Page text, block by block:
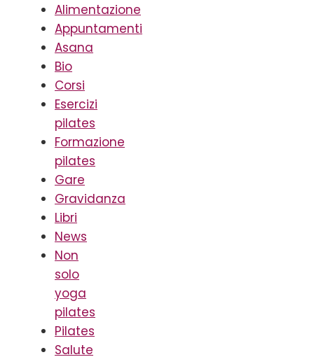
Alimentazione
Appuntamenti
Asana
Bio
Corsi
Esercizi
pilates
Formazione
pilates
Gare
Gravidanza
Libri
News
Non
solo
yoga
pilates
Pilates
Salute